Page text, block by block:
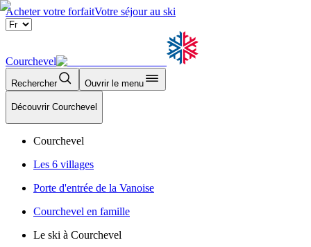
Acheter votre forfaitVotre séjour au ski
Courchevel
Rechercher Ouvrir le menu
Découvrir Courchevel
Courchevel
Les 6 villages
Porte d'entrée de la Vanoise
Courchevel en famille
Le ski à Courchevel